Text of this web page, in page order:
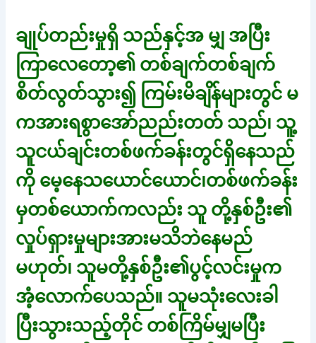
ချုပ်တည်းမှုရှိ သည်နှင့်အ မျှ အပြီး
ကြာလေတော့၏ တစ်ချက်တစ်ချက်
စိတ်လွတ်သွား၍ ကြမ်းမိချိန်များတွင် မ
ကအားရစွာအော်ညည်းတတ် သည်၊ သူ့
သူငယ်ချင်းတစ်ဖက်ခန်းတွင်ရှိနေသည်
ကို မေ့နေသယောင်ယောင်၊တစ်ဖက်ခန်း
မှတစ်ယောက်ကလည်း သူ တို့နှစ်ဦး၏
လှုပ်ရှားမှုများအားမသိဘဲနေမည်
မဟုတ်၊ သူမတို့နှစ်ဦး၏ပွင့်လင်းမှုက
အံ့လောက်ပေသည်။ သူမသုံးလေးခါ
ပြီးသွားသည့်တိုင် တစ်ကြိမ်မျှမပြီး